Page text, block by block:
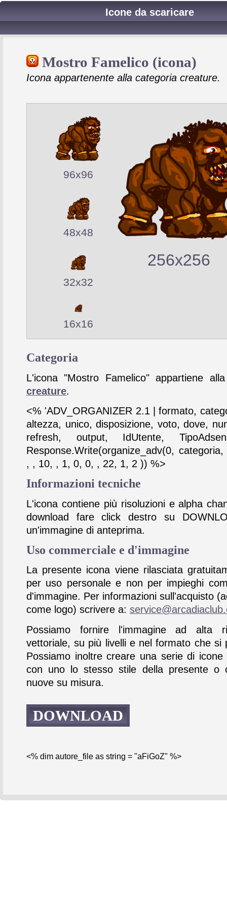
Icone da scaricare
Mostro Famelico (icona)
Icona appartenente alla categoria creature.
96x96
48x48
32x32
16x16
256x256
Categoria
L'icona "Mostro Famelico" appartiene
creature.
<% 'ADV_ORGANIZER 2.1 | formato,
altezza, unico, disposizione, voto, dove,
refresh, output, IdUtente,
Response.Write(organize_adv(0,
, , 10, , 1, 0, 0, , 22, 1, 2 )) %>
Informazioni tecniche
L'icona contiene più risoluzioni e alpha
download fare click destro su
un'immagine di anteprima.
Uso commerciale e d'immagine
La presente icona viene rilasciata
per uso personale e non per impieghi
d'immagine. Per informazioni sull'acquisto
come logo) scrivere a:
Possiamo fornire l'immagine ad alta
vettoriale, su più livelli e nel formato che si
Possiamo inoltre creare una serie di icone
con uno lo stesso stile della presente o
nuove su misura.
DOWNLOAD
<% dim autore_file as string = "aFiGoZ" %>